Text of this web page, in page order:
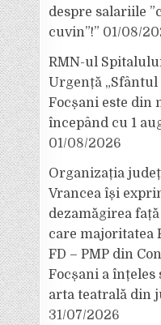
despre salariile
cuvin”!” 01/08/
RMN-ul
Urgență „Sfântul
Focșani este din
începând cu 1
01/08/2026
Organizația
Vrancea își
dezamăgirea
care majoritatea
FD – PMP din
Focșani a înțeles
arta teatrală din
31/07/2026